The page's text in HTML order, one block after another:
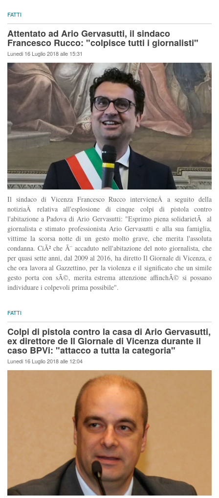
FATTI
Attentato ad Ario Gervasutti, il sindaco
Francesco Rucco: "colpisce tutti i giornalisti"
Lunedi 16 Luglio 2018 alle 15:31
Il sindaco di Vicenza Francesco Rucco intervieneÂ a seguito della
notiziaÂ relativa all'esplosione di cinque colpi di pistola contro
l'abitazione a Padova di Ario Gervasutti: "Esprimo piena solidarietÃ al
giornalista e stimato professionista Ario Gervasutti e alla sua famiglia,
vittime la scorsa notte di un gesto molto grave, che merita l'assoluta
condanna. CiÃ² che Ã¨ accaduto nell'abitazione del noto giornalista, che
per quasi sette anni, dal 2009 al 2016, ha diretto Il Giornale di Vicenza, e
che ora lavora al Gazzettino, per la violenza e il significato che un simile
gesto porta con sÃ©, merita estrema attenzione affinchÃ© si possano
individuare i colpevoli prima possibile".
FATTI
Colpi di pistola contro la casa di Ario Gervasutti,
ex direttore de Il Giornale di Vicenza durante il
caso BPVi: "attacco a tutta la categoria"
Lunedi 16 Luglio 2018 alle 12:04